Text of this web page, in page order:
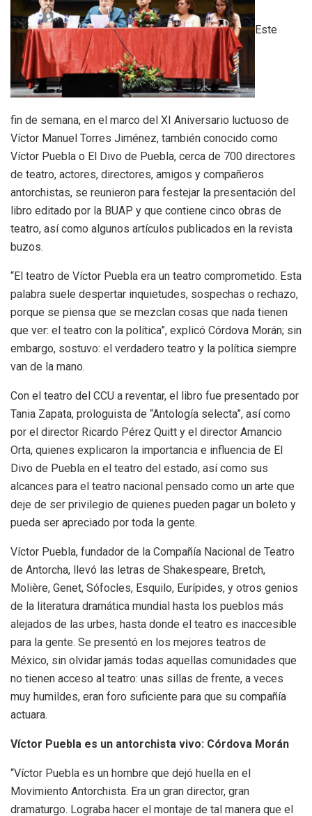
Este
fin de semana, en el marco del XI Aniversario luctuoso de
Víctor Manuel Torres Jiménez, también conocido como
Víctor Puebla o El Divo de Puebla, cerca de 700 directores
de teatro, actores, directores, amigos y compañeros
antorchistas, se reunieron para festejar la presentación del
libro editado por la BUAP y que contiene cinco obras de
teatro, así como algunos artículos publicados en la revista
buzos.
“El teatro de Víctor Puebla era un teatro comprometido. Esta
palabra suele despertar inquietudes, sospechas o rechazo,
porque se piensa que se mezclan cosas que nada tienen
que ver: el teatro con la política”, explicó Córdova Morán; sin
embargo, sostuvo: el verdadero teatro y la política siempre
van de la mano.
Con el teatro del CCU a reventar, el libro fue presentado por
Tania Zapata, prologuista de “Antología selecta”, así como
por el director Ricardo Pérez Quitt y el director Amancio
Orta, quienes explicaron la importancia e influencia de El
Divo de Puebla en el teatro del estado, así como sus
alcances para el teatro nacional pensado como un arte que
deje de ser privilegio de quienes pueden pagar un boleto y
pueda ser apreciado por toda la gente.
Víctor Puebla, fundador de la Compañía Nacional de Teatro
de Antorcha, llevó las letras de Shakespeare, Bretch,
Molière, Genet, Sófocles, Esquilo, Eurípides, y otros genios
de la literatura dramática mundial hasta los pueblos más
alejados de las urbes, hasta donde el teatro es inaccesible
para la gente. Se presentó en los mejores teatros de
México, sin olvidar jamás todas aquellas comunidades que
no tienen acceso al teatro: unas sillas de frente, a veces
muy humildes, eran foro suficiente para que su compañía
actuara.
Víctor Puebla es un antorchista vivo: Córdova Morán
“Víctor Puebla es un hombre que dejó huella en el
Movimiento Antorchista. Era un gran director, gran
dramaturgo. Lograba hacer el montaje de tal manera que el